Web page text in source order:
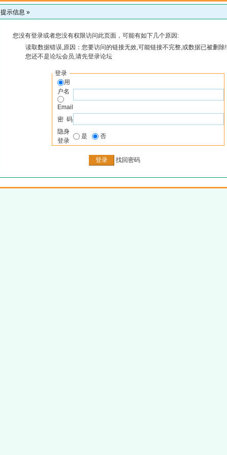
提示信息 »
您没有登录或者您没有权限访问此页面，可能有如下几个原因:
读取数据错误,原因：您要访问的链接无效,可能链接不完整,或数据已被删除!
您还不是论坛会员,请先登录论坛
登录
用
户名
Email
密 码
隐身
登录
是 否
找回密码